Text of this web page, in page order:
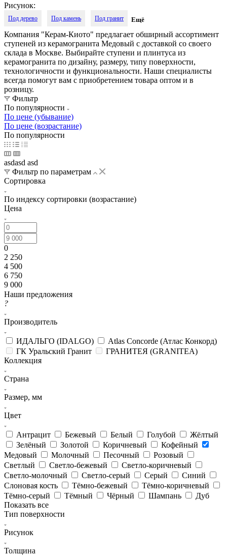
Светло-молочный Светло-серый Серый
Слоновая кость Тёмно-бежевый Тёмно-коричневый
Тёмно-серый Тёмный Чёрный Шампань Дуб
Рисунок:
Под дерево Под камень Под гранит Ещё
Компания "Керам-Киото" предлагает обширный ассортимент
ступеней из керамогранита Медовый с доставкой со своего
склада в Москве. Выбирайте ступени и плинтуса из
керамогранита по дизайну, размеру, типу поверхности,
технологичности и функциональности. Наши специалисты
всегда помогут вам с приобретением товара оптом и в
розницу.
Фильтр
По популярности
По цене (убывание)
По цене (возрастание)
По популярности
asdasd asd
Фильтр по параметрам
Сортировка
По индексу сортировки (возрастание)
Цена
0
2 250
4 500
6 750
9 000
Наши предложения
?
Производитель
ИДАЛЬГО (IDALGO)
Atlas Concorde (Атлас Конкорд)
ГК Уральский Гранит
ГРАНИТЕЯ (GRANITEA)
Коллекция
Страна
Размер, мм
Цвет
Антрацит Бежевый Белый Голубой
Жёлтый
Зелёный
Золотой Коричневый
Кофейный
Медовый
Молочный Песочный
Розовый
Светлый
Светло-бежевый
Светло-коричневый
Светло-молочный
Светло-серый Серый
Синий
Слоновая кость
Тёмно-бежевый
Тёмно-коричневый
Тёмно-серый
Тёмный Чёрный Шампань
Дуб
Показать все
Тип поверхности
Рисунок
Толщина